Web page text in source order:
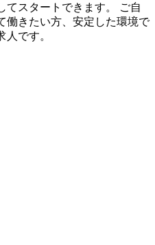
てスタートできます。 ご自
働きたい方、安定した環境で
です。